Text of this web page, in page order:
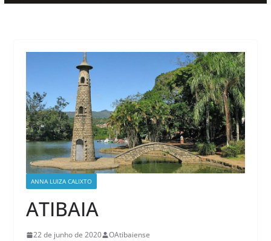
ANNA LUIZA CALIXTO
ATIBAIA
22 de junho de 2020 OAtibaiense